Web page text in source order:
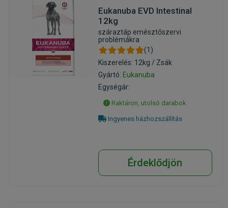
Eukanuba EVD Intestinal
12kg
száraztáp emésztőszervi
problémákra
(1)
Kiszerelés: 12kg / Zsák
Gyártó: Eukanuba
Egységár:
Raktáron, utolsó darabok
Ingyenes házhozszállítás
Érdeklődjön